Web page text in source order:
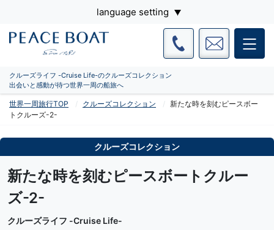
language setting
クルーズライフ -Cruise Life-のクルーズコレクション
出会いと感動が待つ世界一周の船旅へ
世界一周旅行TOP クルーズコレクション
新たな時を刻むピースボー
トクルーズ-2-
クルーズコレクション
新たな時を刻むピースボートクルー
ズ-2-
クルーズライフ -Cruise Life-